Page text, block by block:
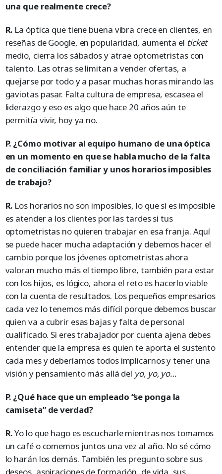
una que realmente crece?
R. La óptica que tiene buena vibra crece en clientes, en
reseñas de Google, en popularidad, aumenta el ticket
medio, cierra los sábados y atrae optometristas con
talento. Las otras se limitan a vender ofertas, a
quejarse por todo y a pasar muchas horas mirando las
gaviotas pasar. Falta cultura de empresa, escasea el
liderazgo y eso es algo que hace 20 años aún te
permitía vivir, hoy ya no.
P. ¿Cómo motivar al equipo humano de una óptica
en un momento en que se habla mucho de la falta
de conciliación familiar y unos horarios imposibles
de trabajo?
R. Los horarios no son imposibles, lo que sí es imposible
es atender a los clientes por las tardes si tus
optometristas no quieren trabajar en esa franja. Aquí
se puede hacer mucha adaptación y debemos hacer el
cambio porque los jóvenes optometristas ahora
valoran mucho más el tiempo libre, también para estar
con los hijos, es lógico, ahora el reto es hacerlo viable
con la cuenta de resultados. Los pequeños empresarios
cada vez lo tenemos más difícil porque debemos buscar
quien va a cubrir esas bajas y falta de personal
cualificado. Si eres trabajador por cuenta ajena debes
entender que la empresa es quien te aporta el sustento
cada mes y deberíamos todos implicarnos y tener una
visión y pensamiento más allá del yo, yo, yo…
P. ¿Qué hace que un empleado “se ponga la
camiseta” de verdad?
R.Yo lo que hago es escucharle mientras nos tomamos
un café o comemos juntos una vez al año. No sé cómo
lo harán los demás. También les pregunto sobre sus